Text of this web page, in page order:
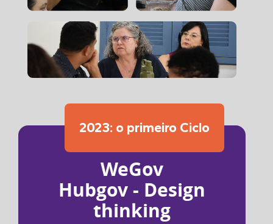
2023: o primeiro Ciclo
WeGov
Hubgov - Design
thinking